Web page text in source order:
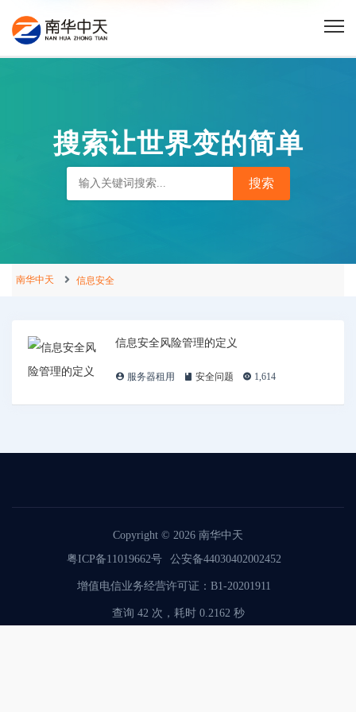
搜索让世界变的简单
南华中天 信息安全
信息安全风险管理的定义
服务器租用 安全问题 1,614
Copyright © 2026 南华中天
粤ICP备11019662号
公安备44030402002452
增值电信业务经营许可证：B1-20201911
查询 42 次，耗时 0.2162 秒